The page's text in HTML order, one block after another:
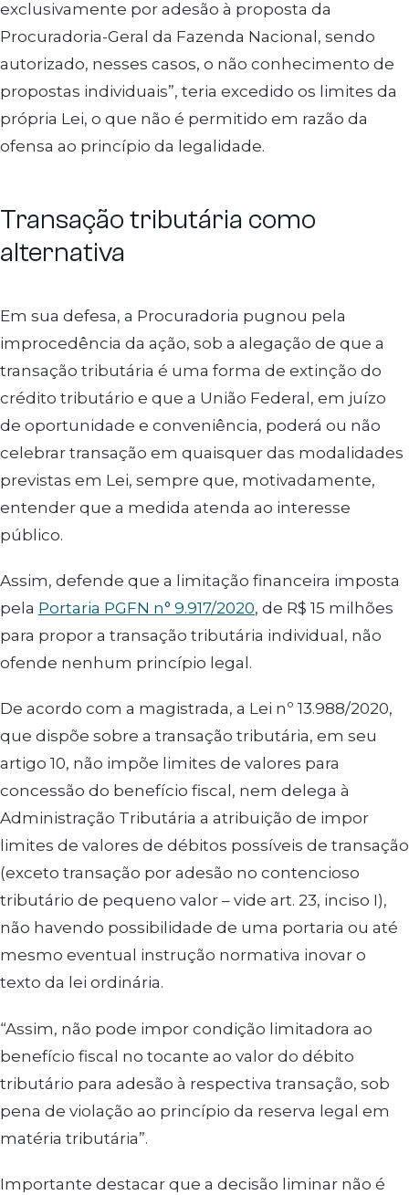
exclusivamente por adesão à proposta da
Procuradoria-Geral da Fazenda Nacional, sendo
autorizado, nesses casos, o não conhecimento de
propostas individuais”, teria excedido os limites da
própria Lei, o que não é permitido em razão da
ofensa ao princípio da legalidade.
Transação tributária como
alternativa
Em sua defesa, a Procuradoria pugnou pela
improcedência da ação, sob a alegação de que a
transação tributária é uma forma de extinção do
crédito tributário e que a União Federal, em juízo
de oportunidade e conveniência, poderá ou não
celebrar transação em quaisquer das modalidades
previstas em Lei, sempre que, motivadamente,
entender que a medida atenda ao interesse
público.
Assim, defende que a limitação financeira imposta
pela Portaria PGFN n° 9.917/2020, de R$ 15 milhões
para propor a transação tributária individual, não
ofende nenhum princípio legal.
De acordo com a magistrada, a Lei nº 13.988/2020,
que dispõe sobre a transação tributária, em seu
artigo 10, não impõe limites de valores para
concessão do benefício fiscal, nem delega à
Administração Tributária a atribuição de impor
limites de valores de débitos possíveis de transação
(exceto transação por adesão no contencioso
tributário de pequeno valor – vide art. 23, inciso I),
não havendo possibilidade de uma portaria ou até
mesmo eventual instrução normativa inovar o
texto da lei ordinária.
“Assim, não pode impor condição limitadora ao
benefício fiscal no tocante ao valor do débito
tributário para adesão à respectiva transação, sob
pena de violação ao princípio da reserva legal em
matéria tributária”.
Importante destacar que a decisão liminar não é